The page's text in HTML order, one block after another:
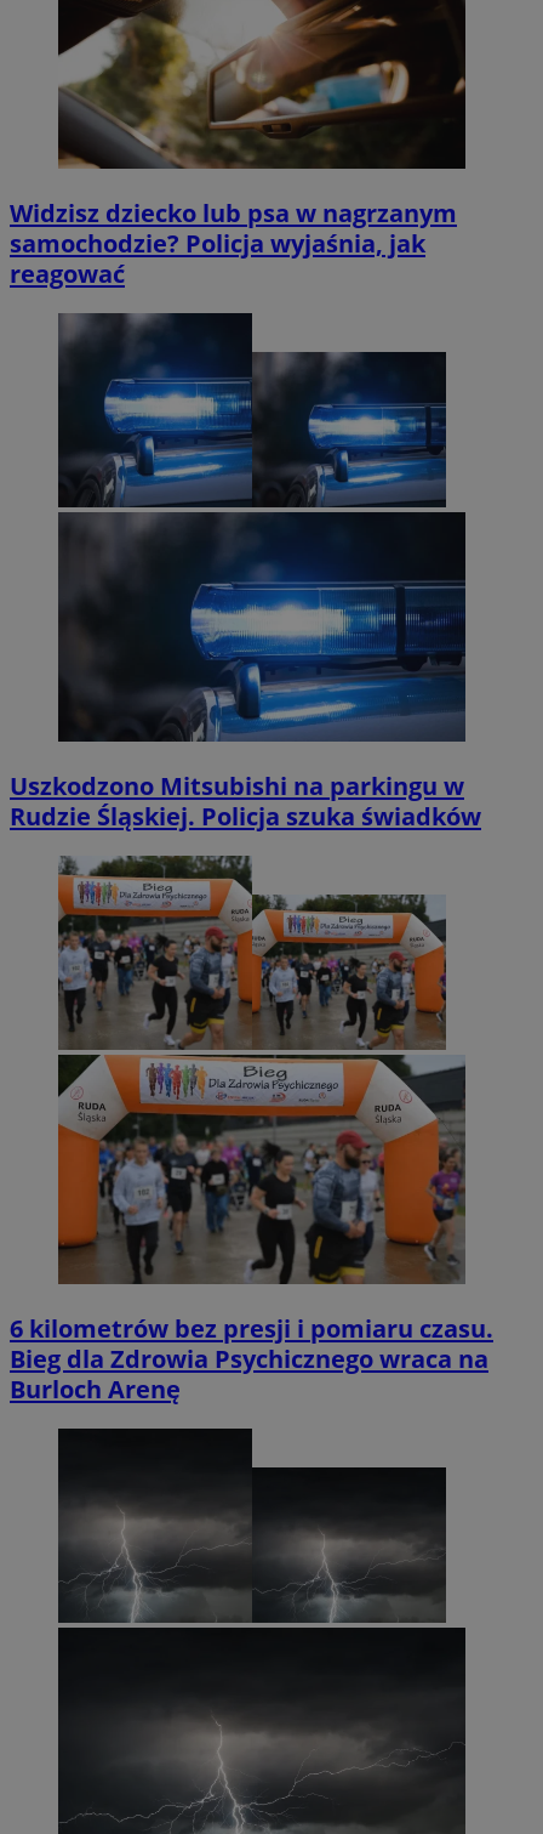
Widzisz dziecko lub psa w nagrzanym
samochodzie? Policja wyjaśnia, jak
reagować
Uszkodzono Mitsubishi na parkingu w
Rudzie Śląskiej. Policja szuka świadków
6 kilometrów bez presji i pomiaru czasu.
Bieg dla Zdrowia Psychicznego wraca na
Burloch Arenę